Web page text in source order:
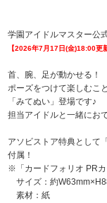
ラブライブ！シリー
ラブライブ！サンシャ
ラブライブ！スーパー
アイドリッシュセブ
学園アイドルマスター公
【2026年7月17日(金)18:00更
首、腕、足が動かせる！
ポーズをつけて楽しむこ
「みてぬい」登場です♪
担当アイドルと一緒にお
アソビストア特典として
付属！
※「カードフォリオ PR
サイズ：約
素材：紙